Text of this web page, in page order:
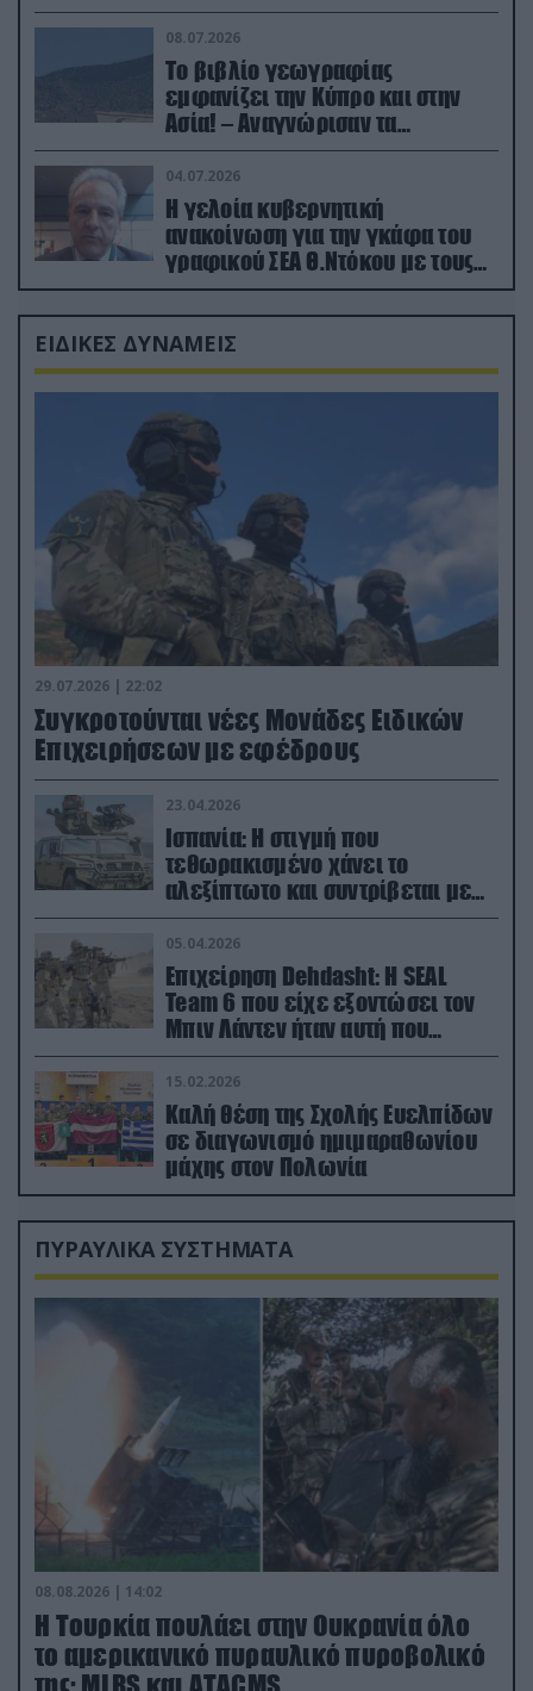
08.07.2026
Το βιβλίο γεωγραφίας
εμφανίζει την Κύπρο και στην
Ασία! – Αναγνώρισαν τα
κατεχόμενα; (φωτο)
04.07.2026
Η γελοία κυβερνητική
ανακοίνωση για την γκάφα του
γραφικού ΣΕΑ Θ.Ντόκου με τους
Ρώσους φαρσέρ
ΕΙΔΙΚΕΣ ΔΥΝΑΜΕΙΣ
29.07.2026 | 22:02
Συγκροτούνται νέες Μονάδες Ειδικών
Επιχειρήσεων με εφέδρους
23.04.2026
Ισπανία: Η στιγμή που
τεθωρακισμένο χάνει το
αλεξίπτωτο και συντρίβεται με
ορμή στο έδαφος (βίντεο)
05.04.2026
Επιχείρηση Dehdasht: Η SEAL
Team 6 που είχε εξοντώσει τον
Μπιν Λάντεν ήταν αυτή που
διέσωσε τον πιλότο του F-15
15.02.2026
Καλή θέση της Σχολής Ευελπίδων
σε διαγωνισμό ημιμαραθωνίου
μάχης στον Πολωνία
ΠΥΡΑΥΛΙΚΑ ΣΥΣΤΗΜΑΤΑ
08.08.2026 | 14:02
Η Τουρκία πουλάει στην Ουκρανία όλο
το αμερικανικό πυραυλικό πυροβολικό